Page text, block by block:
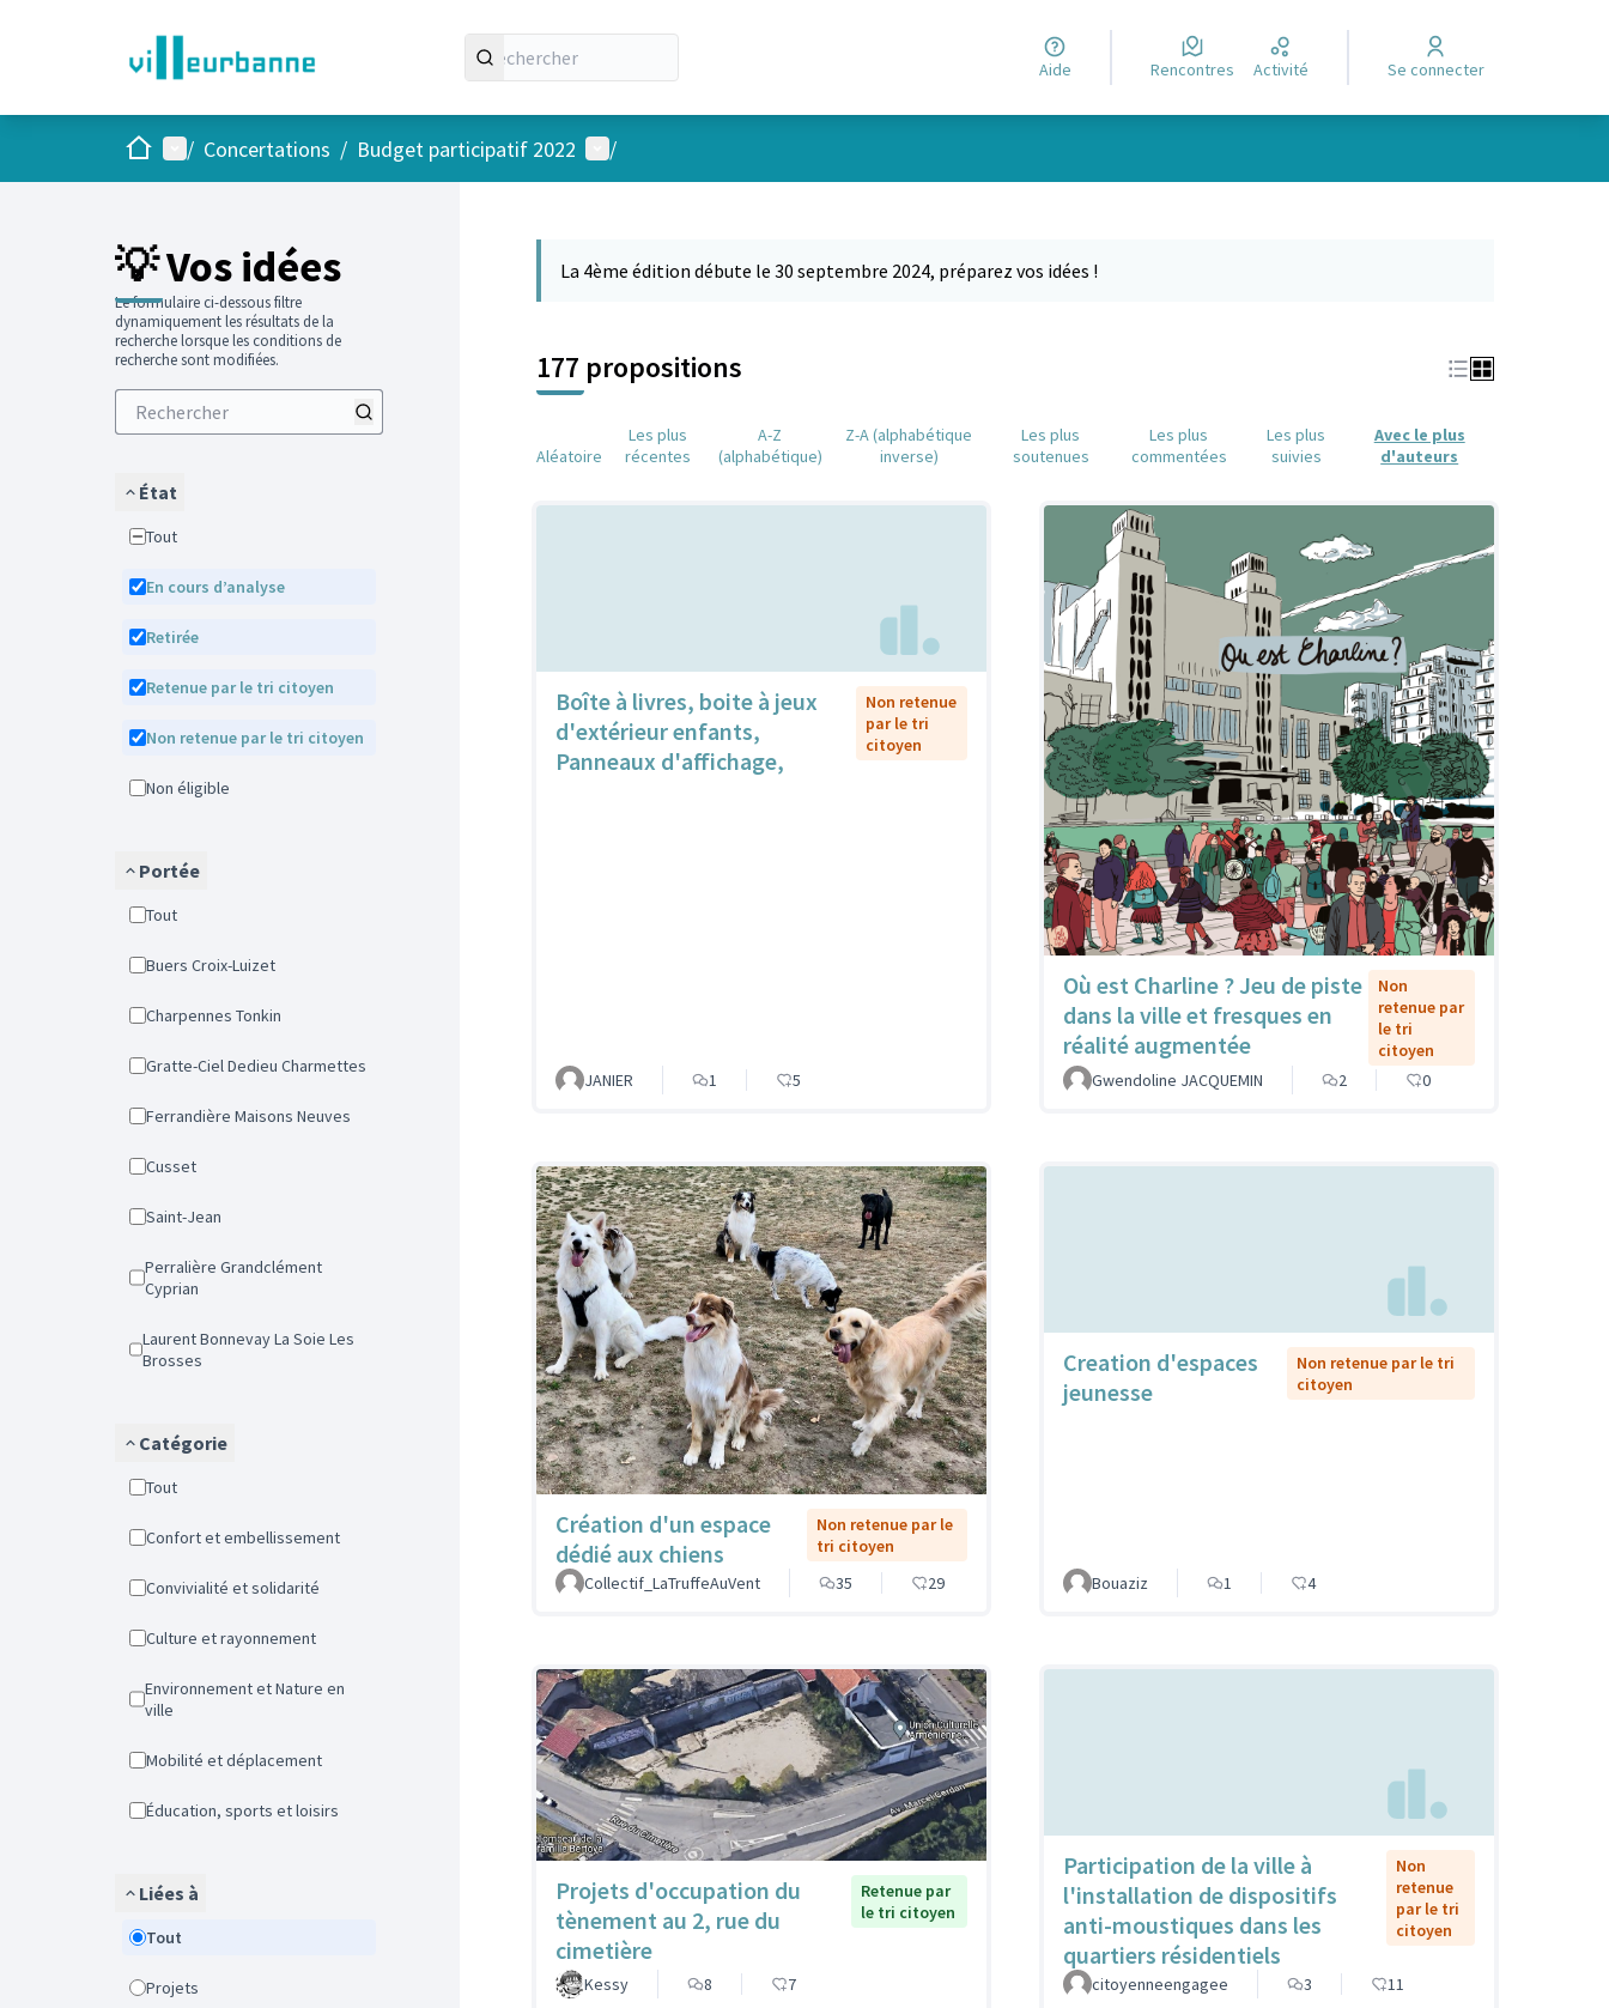
Aide Rencontres Activité Se connecter
AccueilMenu principal
/ Concertations / Budget participatif 2022 Menu utilisateur
/
💡 Vos idées
Le formulaire ci-dessous filtre
dynamiquement les résultats de la
recherche lorsque les conditions de
recherche sont modifiées.
État
Tout
En cours d’analyse
Retirée
Retenue par le tri citoyen
Non retenue par le tri citoyen
Non éligible
Portée
Tout
Buers Croix-Luizet
Charpennes Tonkin
Gratte-Ciel Dedieu Charmettes
Ferrandière Maisons Neuves
Cusset
Saint-Jean
Perralière Grandclément
Cyprian
Laurent Bonnevay La Soie Les
Brosses
Catégorie
Tout
Confort et embellissement
Convivialité et solidarité
Culture et rayonnement
Environnement et Nature en
ville
Mobilité et déplacement
Éducation, sports et loisirs
Liées à
Tout
Projets
La 4ème édition débute le 30 septembre 2024, préparez vos idées !
177 propositions
Aléatoire
Les plus
récentes
A-Z
(alphabétique)
Z-A (alphabétique
inverse)
Les plus
soutenues
Les plus
commentées
Les plus
suivies
Avec le plus
d'auteurs
Boîte à livres, boite à jeux
d'extérieur enfants,
Panneaux d'affichage,
Non retenue
par le tri
citoyen
JANIER 1 5
Où est Charline ? Jeu de piste
dans la ville et fresques en
réalité augmentée
Non
retenue par
le tri
citoyen
Gwendoline JACQUEMIN
2 0
Création d'un espace
dédié aux chiens
Non retenue par le
tri citoyen
Collectif_LaTruffeAuVent
35 29
Creation d'espaces
jeunesse
Non retenue par le tri
citoyen
Bouaziz 1 4
Projets d'occupation du
tènement au 2, rue du
cimetière
Retenue par
le tri citoyen
Kessy 8 7
Participation de la ville à
l'installation de dispositifs
anti-moustiques dans les
quartiers résidentiels
Non
retenue
par le tri
citoyen
citoyenneengagee 3 11